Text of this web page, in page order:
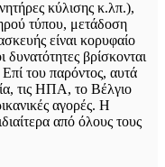
κύλισης κ.λπ.),
τύπου, μετάδοση
είναι κορυφαίο
βρίσκονται
του παρόντος, αυτά
τις ΗΠΑ, το Βέλγιο
αγορές. Η
από όλους τους